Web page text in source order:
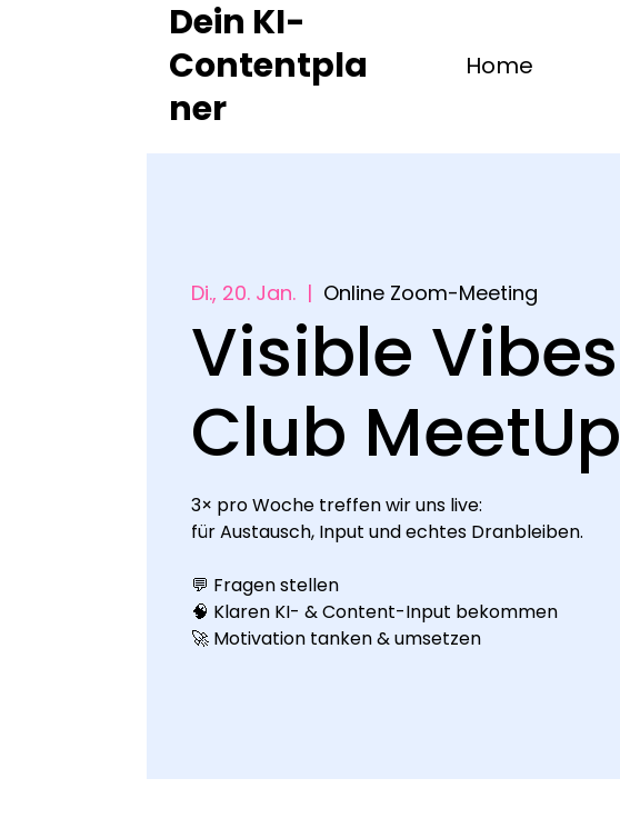
Dein KI-
Contentpla
ner
Home
Di., 20. Jan.
  |
Online Zoom-Meeting
Visible Vibes
Club MeetUp
3× pro Woche treffen wir uns live:
für Austausch, Input und echtes Dranbleiben.
💬 Fragen stellen
🧠 Klaren KI- & Content-Input bekommen
🚀 Motivation tanken & umsetzen